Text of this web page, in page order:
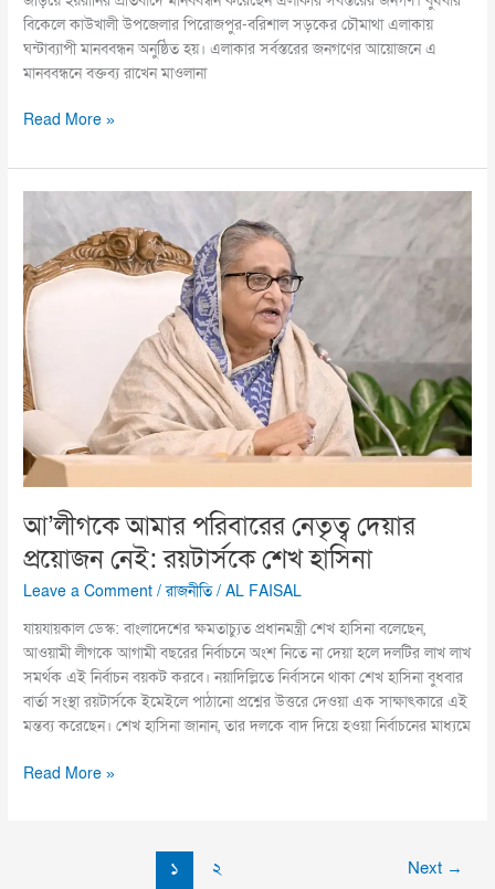
বিকেলে কাউখালী উপজেলার পিরোজপুর-বরিশাল সড়কের চৌমাথা এলাকায়
ঘন্টাব্যাপী মানববন্ধন অনুষ্ঠিত হয়। এলাকার সর্বস্তরের জনগণের আয়োজনে এ
মানববন্ধনে বক্তব্য রাখেন মাওলানা
Read More »
আ’লীগকে আমার পরিবারের নেতৃত্ব দেয়ার
প্রয়োজন নেই: রয়টার্সকে শেখ হাসিনা
Leave a Comment /রাজনীতি/AL FAISAL
যায়যায়কাল ডেস্ক: বাংলাদেশের ক্ষমতাচ্যুত প্রধানমন্ত্রী শেখ হাসিনা বলেছেন,
আওয়ামী লীগকে আগামী বছরের নির্বাচনে অংশ নিতে না দেয়া হলে দলটির লাখ লাখ
সমর্থক এই নির্বাচন বয়কট করবে। নয়াদিল্লিতে নির্বাসনে থাকা শেখ হাসিনা বুধবার
বার্তা সংস্থা রয়টার্সকে ইমেইলে পাঠানো প্রশ্নের উত্তরে দেওয়া এক সাক্ষাৎকারে এই
মন্তব্য করেছেন। শেখ হাসিনা জানান, তার দলকে বাদ দিয়ে হওয়া নির্বাচনের মাধ্যমে
পরিবারের
নেতৃত্ব
দেয়ার
প্রয়োজন
নেই:
রয়টার্সকে
শেখ
Read More »
১ ২ Next →